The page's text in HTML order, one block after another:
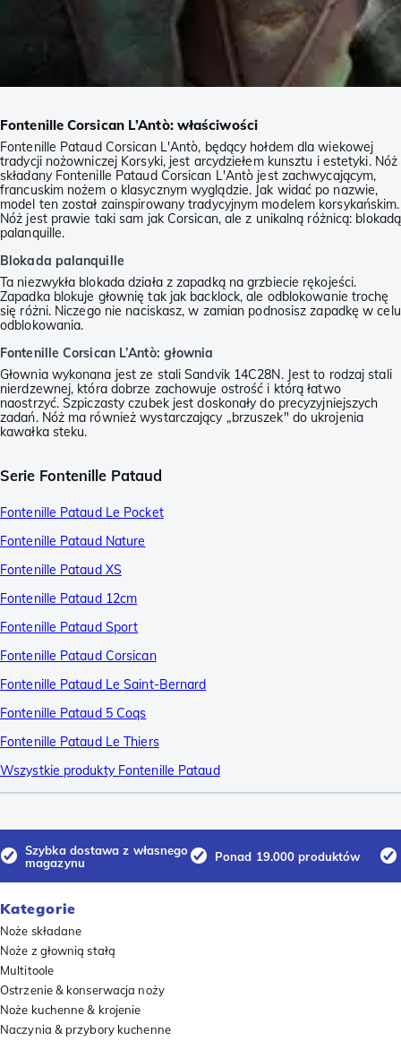
Fontenille Corsican L’Antò: właściwości
Fontenille Pataud Corsican L'Antò, będący hołdem dla wiekowej
tradycji nożowniczej Korsyki, jest arcydziełem kunsztu i estetyki. Nóż
składany Fontenille Pataud Corsican L'Antò jest zachwycającym,
francuskim nożem o klasycznym wyglądzie. Jak widać po nazwie,
model ten został zainspirowany tradycyjnym modelem korsykańskim.
Nóż jest prawie taki sam jak Corsican, ale z unikalną różnicą: blokadą
palanquille.
Blokada palanquille
Ta niezwykła blokada działa z zapadką na grzbiecie rękojeści.
Zapadka blokuje głownię tak jak backlock, ale odblokowanie trochę
się różni. Niczego nie naciskasz, w zamian podnosisz zapadkę w celu
odblokowania.
Fontenille Corsican L’Antò: głownia
Głownia wykonana jest ze stali Sandvik 14C28N. Jest to rodzaj stali
nierdzewnej, która dobrze zachowuje ostrość i którą łatwo
naostrzyć. Szpiczasty czubek jest doskonały do precyzyjniejszych
zadań. Nóż ma również wystarczający „brzuszek" do ukrojenia
kawałka steku.
Serie Fontenille Pataud
Fontenille Pataud Le Pocket
Fontenille Pataud Nature
Fontenille Pataud XS
Fontenille Pataud 12cm
Fontenille Pataud Sport
Fontenille Pataud Corsican
Fontenille Pataud Le Saint-Bernard
Fontenille Pataud 5 Coqs
Fontenille Pataud Le Thiers
Wszystkie produkty Fontenille Pataud
Szybka dostawa z własnego
magazynu
Ponad 19.000 produktów
Kategorie
Noże składane
Noże z głownią stałą
Multitoole
Ostrzenie & konserwacja noży
Noże kuchenne & krojenie
Naczynia & przybory kuchenne